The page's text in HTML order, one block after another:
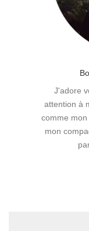
J'adore
attention à
comme
mon